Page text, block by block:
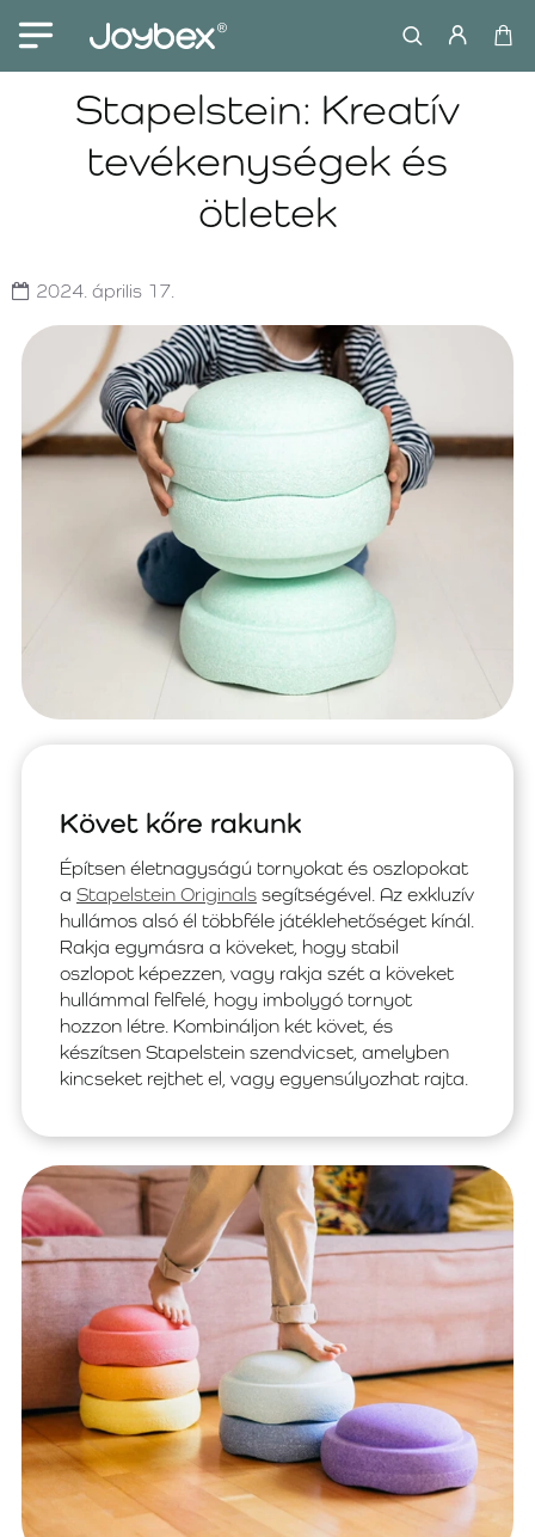
Stapelstein: Kreatív
tevékenységek és
ötletek
2024. április 17.
Követ kőre rakunk
Építsen életnagyságú tornyokat és oszlopokat
a Stapelstein Originals segítségével. Az exkluzív
hullámos alsó él többféle játéklehetőséget kínál.
Rakja egymásra a köveket, hogy stabil
oszlopot képezzen, vagy rakja szét a köveket
hullámmal felfelé, hogy imbolygó tornyot
hozzon létre. Kombináljon két követ, és
készítsen Stapelstein szendvicset, amelyben
kincseket rejthet el, vagy egyensúlyozhat rajta.